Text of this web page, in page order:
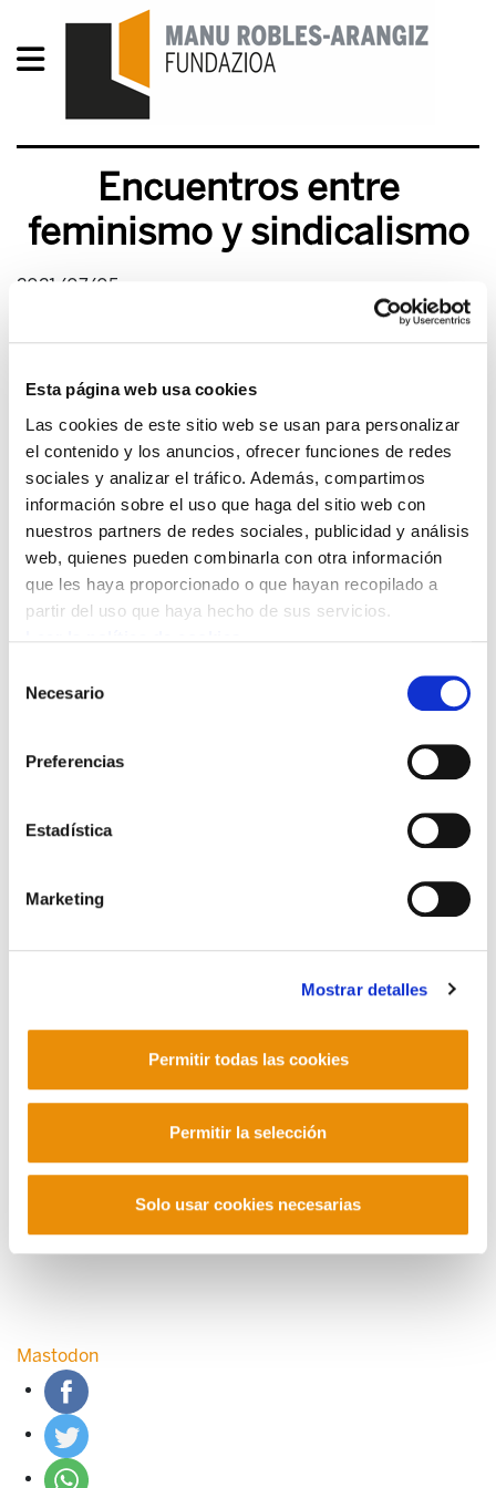
Esta página web usa cookies
Las cookies de este sitio web se usan para personalizar
el contenido y los anuncios, ofrecer funciones de redes
sociales y analizar el tráfico. Además, compartimos
información sobre el uso que haga del sitio web con
nuestros partners de redes sociales, publicidad y análisis
web, quienes pueden combinarla con otra información
que les haya proporcionado o que hayan recopilado a
partir del uso que haya hecho de sus servicios.
Necesario
Preferencias
Estadística
Marketing
Mostrar detalles
Permitir todas las cookies
Permitir la selección
Solo usar cookies necesarias
Encuentros entre
feminismo y sindicalismo
2021/07/05
Bideo hau ikusi ahal izateko
behar dituzu.
espacio de diálogo para pensar colectivamente
donde ha participado la responsable del área de
Igualdad de Género, Jone Bengoetxea, junto a
Pastora Filigrana, Cloti Quesada y Leo García.
CANAL DE INFORMACIÓN
POLÍTICA DE PRIVACIDAD
MAPA DEL SITIO
Manu Robles-Arangiz Institutua Fundazioa
Barrainkua 13 - 48009 Bilbo -
Corderliers karrika 20 - 64100 Baiona -
Telf. +33 (0) 559 25 65 52
Contacto
Mastodon